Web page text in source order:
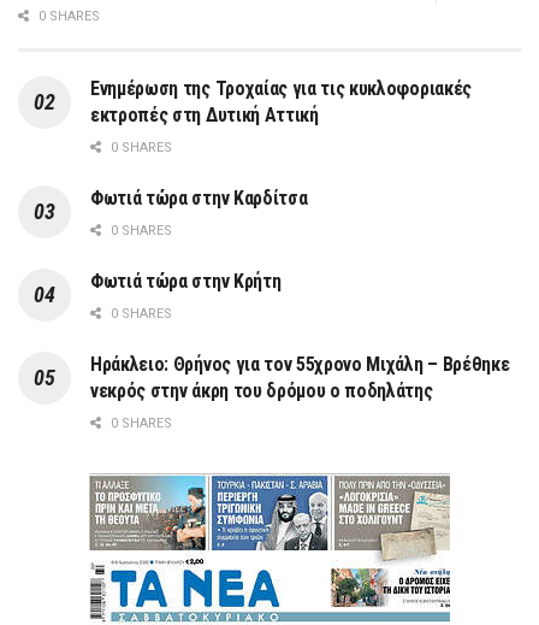
0 SHARES
Ενημέρωση της Τροχαίας για τις κυκλοφοριακές
εκτροπές στη Δυτική Αττική
0 SHARES
Φωτιά τώρα στην Καρδίτσα
0 SHARES
Φωτιά τώρα στην Κρήτη
0 SHARES
Ηράκλειο: Θρήνος για τον 55χρονο Μιχάλη – Βρέθηκε
νεκρός στην άκρη του δρόμου ο ποδηλάτης
0 SHARES